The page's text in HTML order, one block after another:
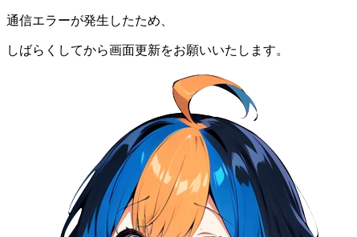
通信エラーが発生したため、
しばらくしてから画面更新をお願いいたします。